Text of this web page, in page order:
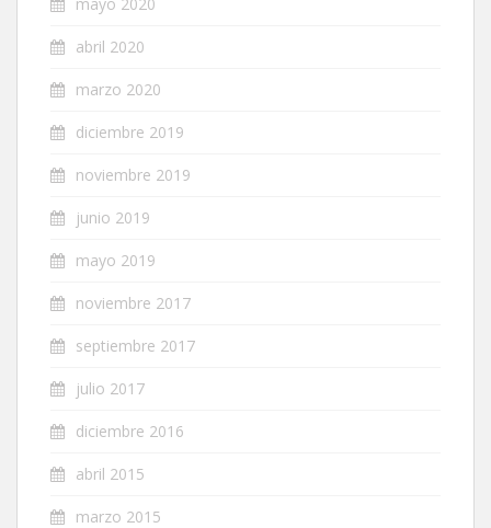
abril 2020
marzo 2020
diciembre 2019
noviembre 2019
junio 2019
mayo 2019
noviembre 2017
septiembre 2017
julio 2017
diciembre 2016
abril 2015
marzo 2015